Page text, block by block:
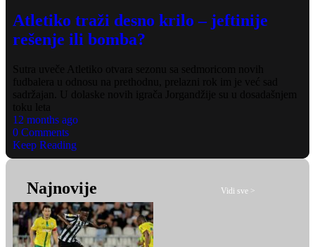
Atletiko traži desno krilo – jeftinije
rešenje ili bomba?
12 months ago
0 Comments
Keep Reading
Najnovije Vidi sve >